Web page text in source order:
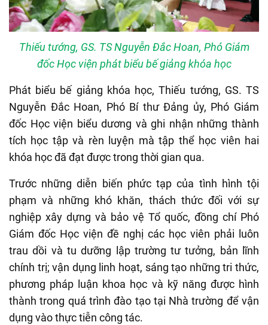
Thiếu tướng, GS. TS Nguyễn Đắc Hoan, Phó Giám
đốc Học viện phát biểu bế giảng khóa học
Phát biểu bế giảng khóa học, Thiếu tướng, GS. TS
Nguyễn Đắc Hoan, Phó Bí thư Đảng ủy, Phó Giám
đốc Học viện biểu dương và ghi nhận những thành
tích học tập và rèn luyện mà tập thể học viên hai
khóa học đã đạt được trong thời gian qua.
Trước những diễn biến phức tạp của tình hình tội
phạm và những khó khăn, thách thức đối với sự
nghiệp xây dựng và bảo vệ Tổ quốc, đồng chí Phó
Giám đốc Học viện đề nghị các học viên phải luôn
trau dồi và tu dưỡng lập trường tư tưởng, bản lĩnh
chính trị; vận dụng linh hoạt, sáng tạo những tri thức,
phương pháp luận khoa học và kỹ năng được hình
thành trong quá trình đào tạo tại Nhà trường để vận
dụng vào thực tiễn công tác.